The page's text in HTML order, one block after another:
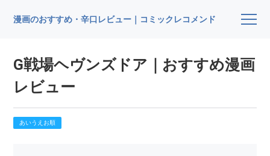
漫画のおすすめ・辛口レビュー｜コミックレコメンド
G戦場ヘヴンズドア｜おすすめ漫画
レビュー
あいうえお順